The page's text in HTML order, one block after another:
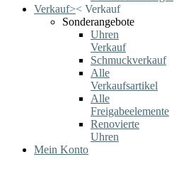
Verkauf>< Verkauf
Sonderangebote
Uhren
Verkauf
Schmuckverkauf
Alle
Verkaufsartikel
Alle
Freigabeelemente
Renovierte
Uhren
Mein Konto